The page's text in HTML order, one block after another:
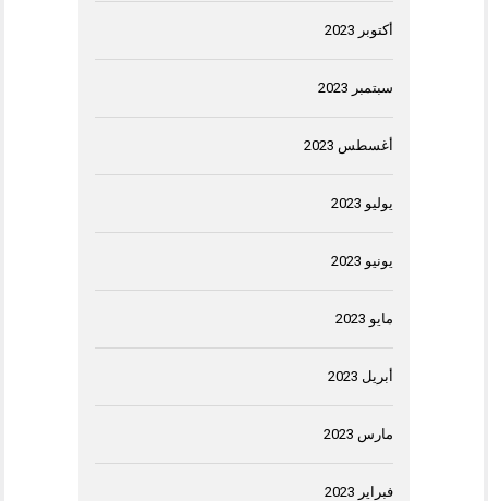
أكتوبر 2023
سبتمبر 2023
أغسطس 2023
يوليو 2023
يونيو 2023
مايو 2023
أبريل 2023
مارس 2023
فبراير 2023